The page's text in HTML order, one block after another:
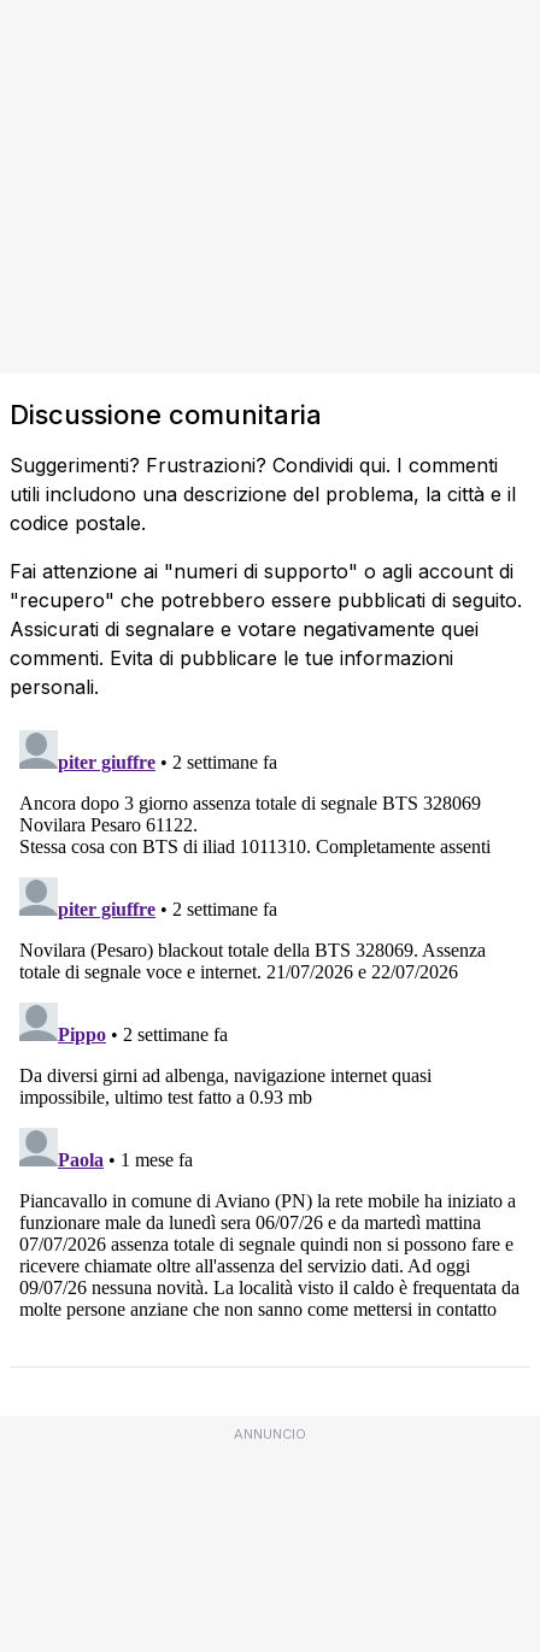
Discussione comunitaria
Suggerimenti? Frustrazioni? Condividi qui. I commenti
utili includono una descrizione del problema, la città e il
codice postale.
Fai attenzione ai "numeri di supporto" o agli account di
"recupero" che potrebbero essere pubblicati di seguito.
Assicurati di segnalare e votare negativamente quei
commenti. Evita di pubblicare le tue informazioni
personali.
ANNUNCIO